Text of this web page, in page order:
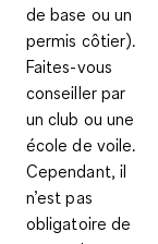
de base ou un
permis côtier).
Faites-vous
conseiller par
un club ou une
école de voile.
Cependant, il
n’est pas
obligatoire de